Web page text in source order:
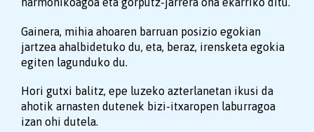
Gainera, mihia ahoaren barruan posizio egokian
jartzea ahalbidetuko du, eta, beraz, irensketa egokia
egiten lagunduko du.
Hori gutxi balitz, epe luzeko azterlanetan ikusi da
ahotik arnasten dutenek bizi-itxaropen laburragoa
izan ohi dutela.